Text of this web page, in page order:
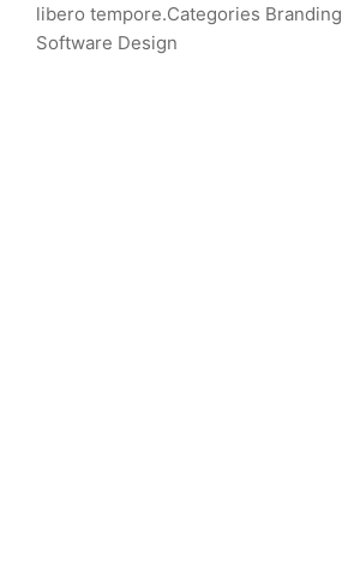
libero tempore.Categories Branding
Software Design